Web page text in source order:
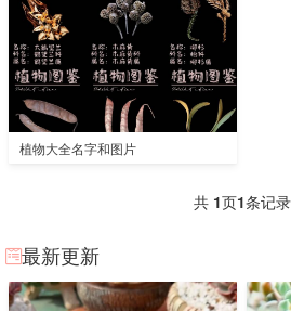
植物大全名字和图片
共 1页1条记录
最新更新